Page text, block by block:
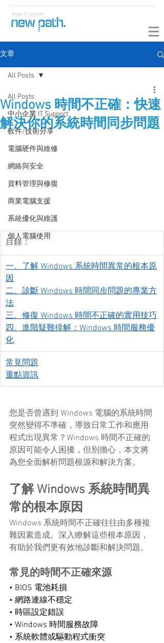
文章
All Posts
中小企業 IT Support
軟件/技術分享
電腦硬件與維修
網絡與安全
資料管理與修復
商業電腦支援
系統優化與維護
個人電腦使用
All Posts
Windows 時間不正確：快速
解決你的系統時間同步問題
目錄：
一、了解 Windows 系統時間異常的根本原
因
二、診斷 Windows 時間同步問題的專業方
法
三、修復 Windows 時間不正確的實用技巧
四、進階疑難排解：Windows 時間服務優
化
常見問題
重點資訊
您是否曾遇到 Windows 電腦的系統時間
突然變得不準確，導致日常工作和應用
程式出現異常？Windows 時間不正確的
原因可能令人困擾，但別擔心，本文將
為您全面解析問題根源和解決方案。
了解 Windows 系統時間異
常的根本原因
Windows 系統時間不正確往往由多種複
雜因素造成。深入瞭解這些根本原因，
有助於我們更有效地診斷和解決問題。
常見的時間不正確來源
• BIOS 電池耗損
• 網路連線不穩定
• 時區設定錯誤
• Windows 時間服務故障
• 系統軟體或驅動程式衝突